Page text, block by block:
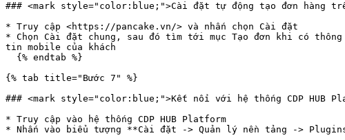
### <mark style="color:blue;">Cài đặt tự động tạo đơn hàng
* Truy cập <https://pancake.vn/> và nhấn chọn Cài đặt
* Chọn Cài đặt chung, sau đó tìm tới mục Tạo đơn khi có
tin mobile của khách
{% tab title="Bước 7" %}
### <mark style="color:blue;">Kết nối với hệ thống CDP HUB
* Truy cập vào hệ thống CDP HUB Platform
* Nhấn vào biểu tượng **Cài đặt -> Quản lý nền tảng ->